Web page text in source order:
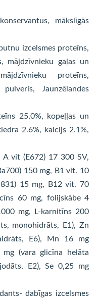
mākslīgās
izcelsmes proteīns,
mājdzīvnieku gaļas un
proteīns,
Jaunzēlandes
25,0%, kopeļļas un
2.6%, kalcijs 2.1%,
vit (E672) 17 300 SV,
150 mg, B1 vit. 10
15 mg, B12 vit. 70
60 mg, folijskābe 4
mg, L-karnitīns 200
monohidrāts, E1), Zn
E6), Mn 16 mg
mg (vara glicīna helāta
E2), Se 0,25 mg
dabīgas izcelsmes